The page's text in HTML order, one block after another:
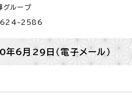
グループ
624-2586
6月29日（電子メール）